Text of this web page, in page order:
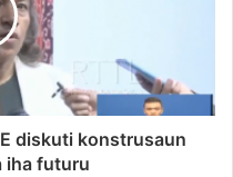
diskuti konstrusaun
iha futuru